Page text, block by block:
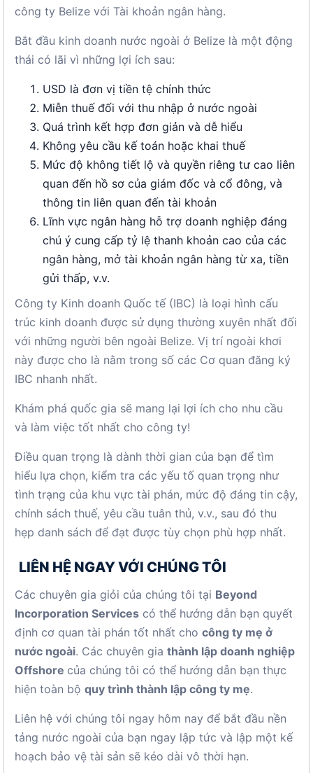
công ty Belize với Tài khoản ngân hàng.
Bắt đầu kinh doanh nước ngoài ở Belize là một động
thái có lãi vì những lợi ích sau:
USD là đơn vị tiền tệ chính thức
Miễn thuế đối với thu nhập ở nước ngoài
Quá trình kết hợp đơn giản và dễ hiểu
Không yêu cầu kế toán hoặc khai thuế
Mức độ không tiết lộ và quyền riêng tư cao liên
quan đến hồ sơ của giám đốc và cổ đông, và
thông tin liên quan đến tài khoản
Lĩnh vực ngân hàng hỗ trợ doanh nghiệp đáng
chú ý cung cấp tỷ lệ thanh khoản cao của các
ngân hàng, mở tài khoản ngân hàng từ xa, tiền
gửi thấp, v.v.
Công ty Kinh doanh Quốc tế (IBC) là loại hình cấu
trúc kinh doanh được sử dụng thường xuyên nhất đối
với những người bên ngoài Belize. Vị trí ngoài khơi
này được cho là nằm trong số các Cơ quan đăng ký
IBC nhanh nhất.
Khám phá quốc gia sẽ mang lại lợi ích cho nhu cầu
và làm việc tốt nhất cho công ty!
Điều quan trọng là dành thời gian của bạn để tìm
hiểu lựa chọn, kiểm tra các yếu tố quan trọng như
tình trạng của khu vực tài phán, mức độ đáng tin cậy,
chính sách thuế, yêu cầu tuân thủ, v.v., sau đó thu
hẹp danh sách để đạt được tùy chọn phù hợp nhất.
LIÊN HỆ NGAY VỚI CHÚNG TÔI
Các chuyên gia giỏi của chúng tôi tại Beyond
Incorporation Services có thể hướng dẫn bạn quyết
định cơ quan tài phán tốt nhất cho công ty mẹ ở
nước ngoài. Các chuyên gia thành lập doanh nghiệp
Offshore của chúng tôi có thể hướng dẫn bạn thực
hiện toàn bộ quy trình thành lập công ty mẹ.
Liên hệ với chúng tôi ngay hôm nay để bắt đầu nền
tảng nước ngoài của bạn ngay lập tức và lập một kế
hoạch bảo vệ tài sản sẽ kéo dài vô thời hạn.